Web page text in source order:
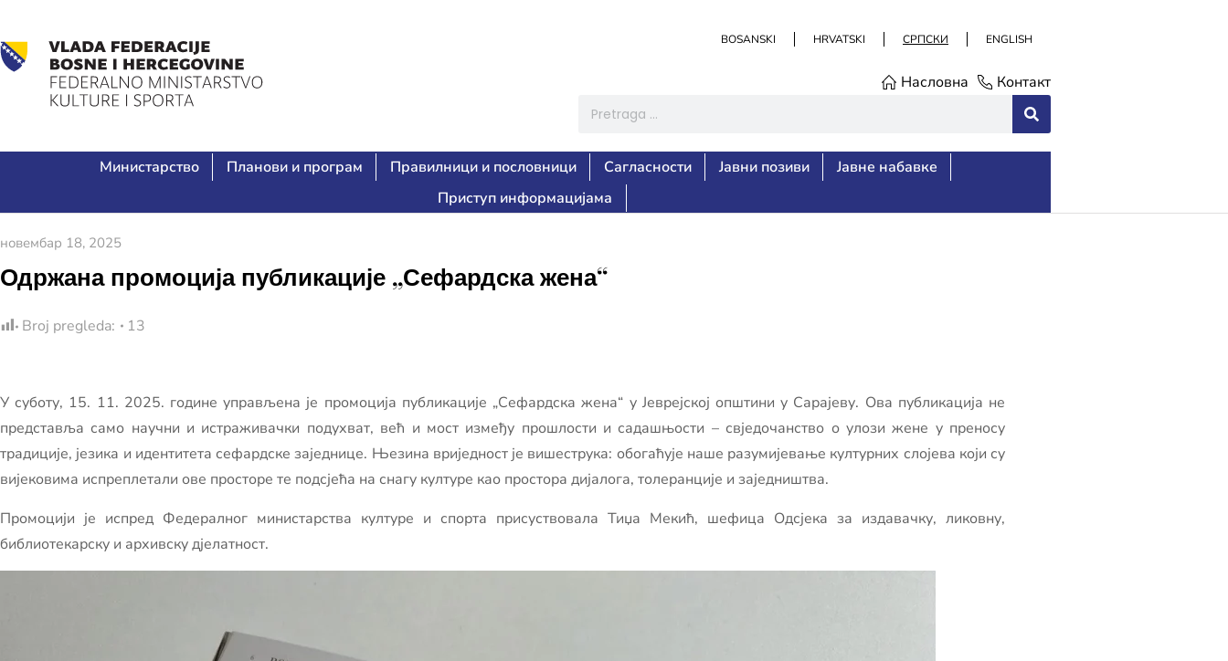
BOSANSKI HRVATSKI СРПСКИ ENGLISH
Насловна Контакт
Министарство Планови и програм Правилници и пословници Сагласности Јавни позиви
Јавне набавке
Приступ информацијама
новембар 18, 2025
Одржана промоција публикације „Сефардска жена“
Broj pregleda: 13
У суботу, 15. 11. 2025. године управљена је промоција публикације „Сефардска жена“ у Јеврејској општини у Сарајеву. Ова публикација не
представља само научни и истраживачки подухват, већ и мост између прошлости и садашњости – свједочанство о улози жене у преносу
традиције, језика и идентитета сефардске заједнице. Њезина вриједност је вишеструка: обогаћује наше разумијевање културних слојева који су
вијековима испреплетали ове просторе те подсјећа на снагу културе као простора дијалога, толеранције и заједништва.
Промоцији је испред Федералног министарства културе и спорта присуствовала Тиџа Мекић, шефица Одсјека за издавачку, ликовну,
библиотекарску и архивску дјелатност.